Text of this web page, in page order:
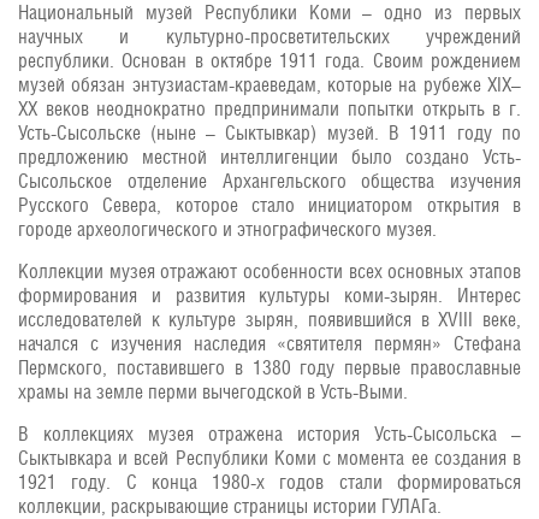
Национальный музей Республики Коми – одно из первых
научных и культурно-просветительских учреждений
республики. Основан в октябре 1911 года. Своим рождением
музей обязан энтузиастам-краеведам, которые на рубеже XIX–
XX веков неоднократно предпринимали попытки открыть в г.
Усть-Сысольске (ныне – Сыктывкар) музей. В 1911 году по
предложению местной интеллигенции было создано Усть-
Сысольское отделение Архангельского общества изучения
Русского Севера, которое стало инициатором открытия в
городе археологического и этнографического музея.
Коллекции музея отражают особенности всех основных этапов
формирования и развития культуры коми-зырян. Интерес
исследователей к культуре зырян, появившийся в XVIII веке,
начался с изучения наследия «святителя пермян» Стефана
Пермского, поставившего в 1380 году первые православные
храмы на земле перми вычегодской в Усть-Выми.
В коллекциях музея отражена история Усть-Сысольска –
Сыктывкара и всей Республики Коми с момента ее создания в
1921 году. С конца 1980-х годов стали формироваться
коллекции, раскрывающие страницы истории ГУЛАГа.